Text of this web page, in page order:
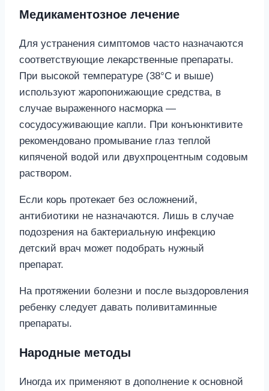
Медикаментозное лечение
Для устранения симптомов часто назначаются
соответствующие лекарственные препараты.
При высокой температуре (38°C и выше)
используют жаропонижающие средства, в
случае выраженного насморка —
сосудосуживающие капли. При конъюнктивите
рекомендовано промывание глаз теплой
кипяченой водой или двухпроцентным содовым
раствором.
Если корь протекает без осложнений,
антибиотики не назначаются. Лишь в случае
подозрения на бактериальную инфекцию
детский врач может подобрать нужный
препарат.
На протяжении болезни и после выздоровления
ребенку следует давать поливитаминные
препараты.
Народные методы
Иногда их применяют в дополнение к основной